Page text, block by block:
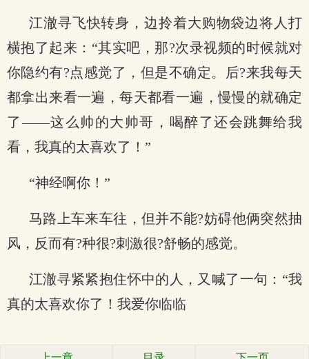
江澈寻飞快转身，边拎着大购物袋边将人打
横抱了起来：“其实吧，那?次录视频的时候就对
你隐约有?点感觉了，但是不确定。后?来我每天
都拿出来看一遍，每天都看一遍，慢慢的就确定
了——这么帅的大帅哥，喝醉了还会跳舞给我
看，我真的太喜欢了！”
“神经啊你！”
马路上车来车往，但并不能?妨碍他俩突然抽
风，反而有?种很?刺激很?舒畅的感觉。
江澈寻紧紧抱住怀中的人，又喊了一句：“我
真的太喜欢你了！我爱你临临